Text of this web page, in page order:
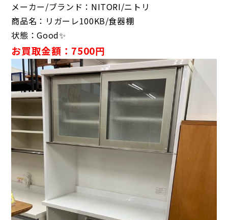
メーカー/ブランド：NITORI/ニトリ
商品名：リガーレ100KB/食器棚
状態：Good✨️
お買取金額：7500円